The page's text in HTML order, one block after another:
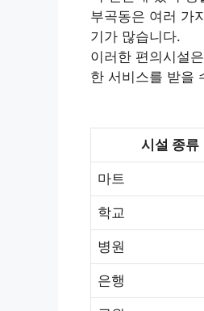
부곡동은 여러 가
기가 많습니다.
이러한 편의시설
한 서비스를 받을
시설 종류
마트
학교
병원
은행